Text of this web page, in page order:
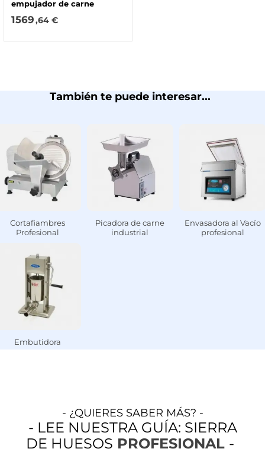
empujador de carne
1569,64 €
También te puede interesar...
Cortafiambres
Profesional
Picadora de carne
industrial
Envasadora al Vacío
profesional
Embutidora
- ¿QUIERES SABER MÁS? -
- LEE NUESTRA GUÍA: SIERRA
DE HUESOS PROFESIONAL -